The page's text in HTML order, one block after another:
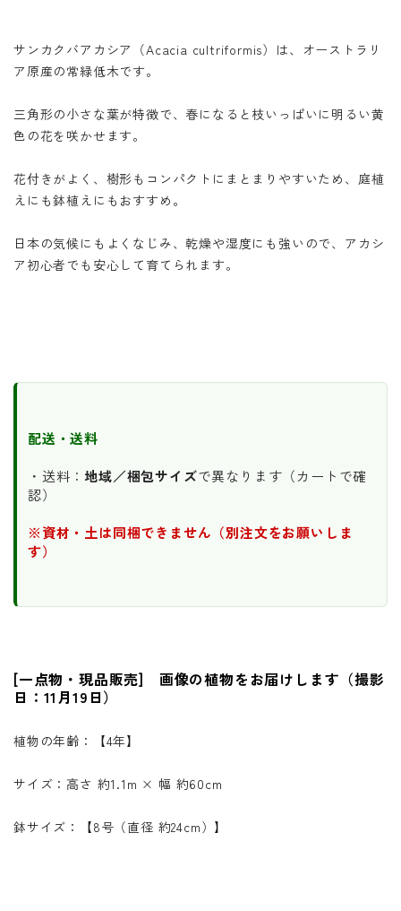
サンカクバアカシア（Acacia cultriformis）は、オーストラリ
ア原産の常緑低木です。
三角形の小さな葉が特徴で、春になると枝いっぱいに明るい黄
色の花を咲かせます。
花付きがよく、樹形もコンパクトにまとまりやすいため、庭植
えにも鉢植えにもおすすめ。
日本の気候にもよくなじみ、乾燥や湿度にも強いので、アカシ
ア初心者でも安心して育てられます。
配送・送料
・送料： 地域／梱包サイズで異なります（カートで確
認）
※資材・土は同梱できません（別注文をお願いしま
す）
[一点物・現品販売] 画像の植物をお届けします（撮影
日：11月19日）
植物の年齢：【4年】
サイズ：高さ 約1.1m × 幅 約60cm
鉢サイズ：【8号（直径 約24cm）】